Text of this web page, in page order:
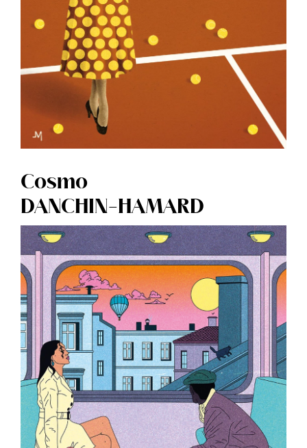
Cosmo
DANCHIN-HAMARD